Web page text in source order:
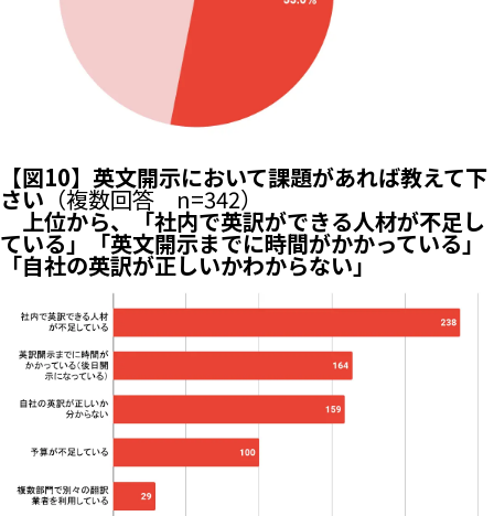
【図10】英文開示において課題があれば教えて下
さい （複数回答 n=342）
上位から、「社内で英訳ができる人材が不足し
ている」「英文開示までに時間がかかっている」
「自社の英訳が正しいかわからない」